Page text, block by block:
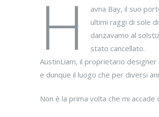
H
avna Bay, il suo
ultimi raggi di sole
danzavamo al
stato cancellato.
AustinLiam, il proprietario
e dunque il luogo che per diversi
Non è la prima volta che mi accade